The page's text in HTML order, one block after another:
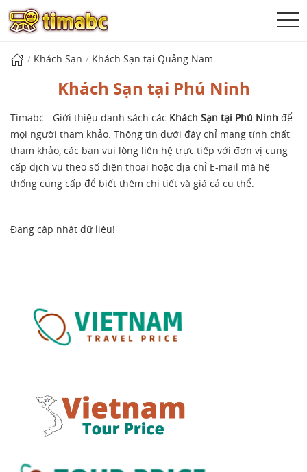
Khách Sạn Khách Sạn tại Quảng Nam
Khách Sạn tại Phú Ninh
Timabc - Giới thiệu danh sách các Khách Sạn tại Phú Ninh để
mọi người tham khảo. Thông tin dưới đây chỉ mang tính chất
tham khảo, các bạn vui lòng liên hệ trực tiếp với đơn vị cung
cấp dịch vụ theo số điện thoại hoặc địa chỉ E-mail mà hệ
thống cung cấp để biết thêm chi tiết và giá cả cụ thể.
Đang cập nhật dữ liệu!